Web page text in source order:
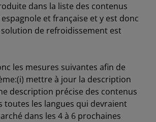
dans la liste des contenus
et française et y est donc
solution de refroidissement est
les mesures suivantes afin de
mettre à jour la description
description précise des contenus
toutes les langues qui devraient
dans les 4 à 6 prochaines